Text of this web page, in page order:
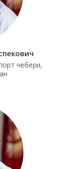
чебери,